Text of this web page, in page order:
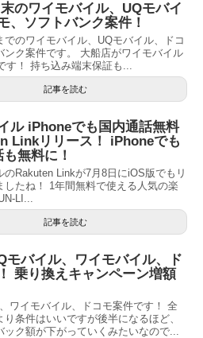
のワイモバイル、UQモバイ
、ソフトバンク案件！
でのワイモバイル、UQモバイル、ドコ
ンク案件です。 大船店がワイモバイル
す！ 持ち込み端末保証も...
記事を読む
ル iPhoneでも国内通話無料
Linkリリース！ iPhoneでも
無料に！
のRakuten Linkが7月8日にiOS版でもリ
したね！ 1年間無料で使える人気の楽
LI...
記事を読む
モバイル、ワイモバイル、ド
乗り換えキャンペーン増額
ワイモバイル、ドコモ案件です！ 全
り条件はいいですが後半になるほど、
ック額が下がっていくみたいなので...